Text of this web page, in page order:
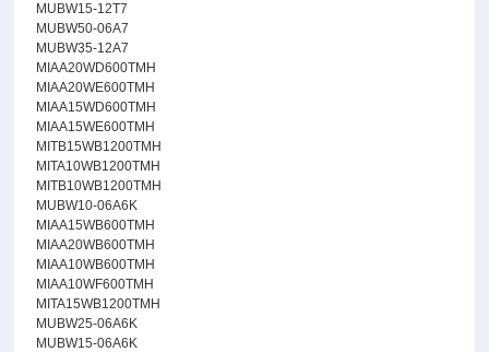
MUBW15-12T7
MUBW50-06A7
MUBW35-12A7
MIAA20WD600TMH
MIAA20WE600TMH
MIAA15WD600TMH
MIAA15WE600TMH
MITB15WB1200TMH
MITA10WB1200TMH
MITB10WB1200TMH
MUBW10-06A6K
MIAA15WB600TMH
MIAA20WB600TMH
MIAA10WB600TMH
MIAA10WF600TMH
MITA15WB1200TMH
MUBW25-06A6K
MUBW15-06A6K